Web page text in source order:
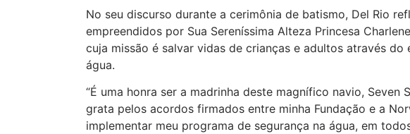
No seu discurso durante a cerimônia de batismo, Del Rio
empreendidos por Sua Sereníssima Alteza Princesa
cuja missão é salvar vidas de crianças e adultos através do
água.
“É uma honra ser a madrinha deste magnífico navio, Seven
grata pelos acordos firmados entre minha Fundação e a
implementar meu programa de segurança na água, em